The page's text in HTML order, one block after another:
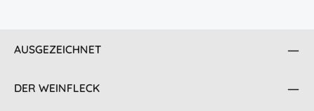
AUSGEZEICHNET
DER WEINFLECK